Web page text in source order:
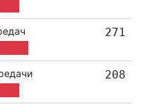
271
208